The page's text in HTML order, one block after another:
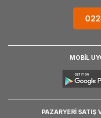
MOBİL
PAZARYERİ SATIŞ